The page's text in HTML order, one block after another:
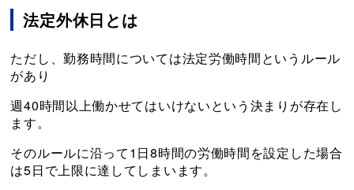
法定外休日とは
ただし、勤務時間については法定労働時間というルール
があり
週40時間以上働かせてはいけないという決まりが存在し
ます。
そのルールに沿って1日8時間の労働時間を設定した場合
は5日で上限に達してしまいます。